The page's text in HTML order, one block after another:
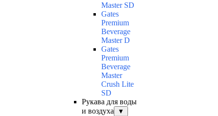
Master SD
Gates
Premium
Beverage
Master D
Gates
Premium
Beverage
Master
Crush Lite
SD
Рукава для воды
и воздуха
▼